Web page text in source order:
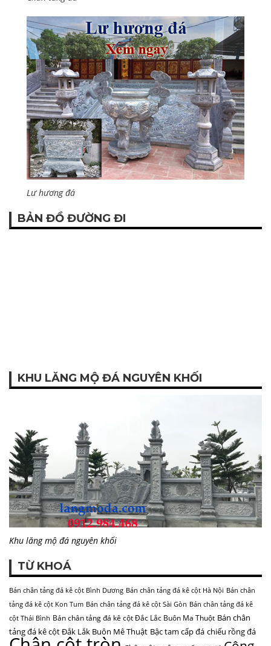
Lư hương đá
BẢN ĐỒ ĐƯỜNG ĐI
KHU LĂNG MỘ ĐÁ NGUYÊN KHỐI
Khu lăng mộ đá nguyên khối
TỪ KHOÁ
Bán chân tảng đá kê cột Bình Dương Bán chân tảng đá kê cột Hà Nội Bán chân
tảng đá kê cột Kon Tum Bán chân tảng đá kê cột Sài Gòn Bán chân tảng đá kê
cột Thái Bình Bán chân tảng đá kê cột Đắc Lắc Buôn Ma Thuột Bán chân
tảng đá kê cột Đắk Lắk Buôn Mê Thuật Bậc tam cấp đá chiếu rồng đá